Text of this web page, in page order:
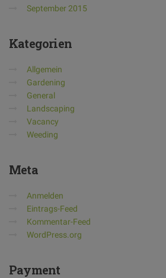
September 2015
Kategorien
Allgemein
Gardening
General
Landscaping
Vacancy
Weeding
Meta
Anmelden
Eintrags-Feed
Kommentar-Feed
WordPress.org
Payment